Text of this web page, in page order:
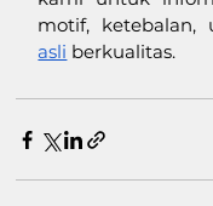
motif, ketebalan,
asli berkualitas.